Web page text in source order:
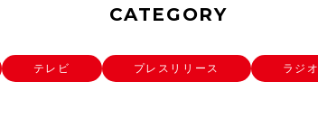
CATEGORY
テレビ プレスリリース ラジオ